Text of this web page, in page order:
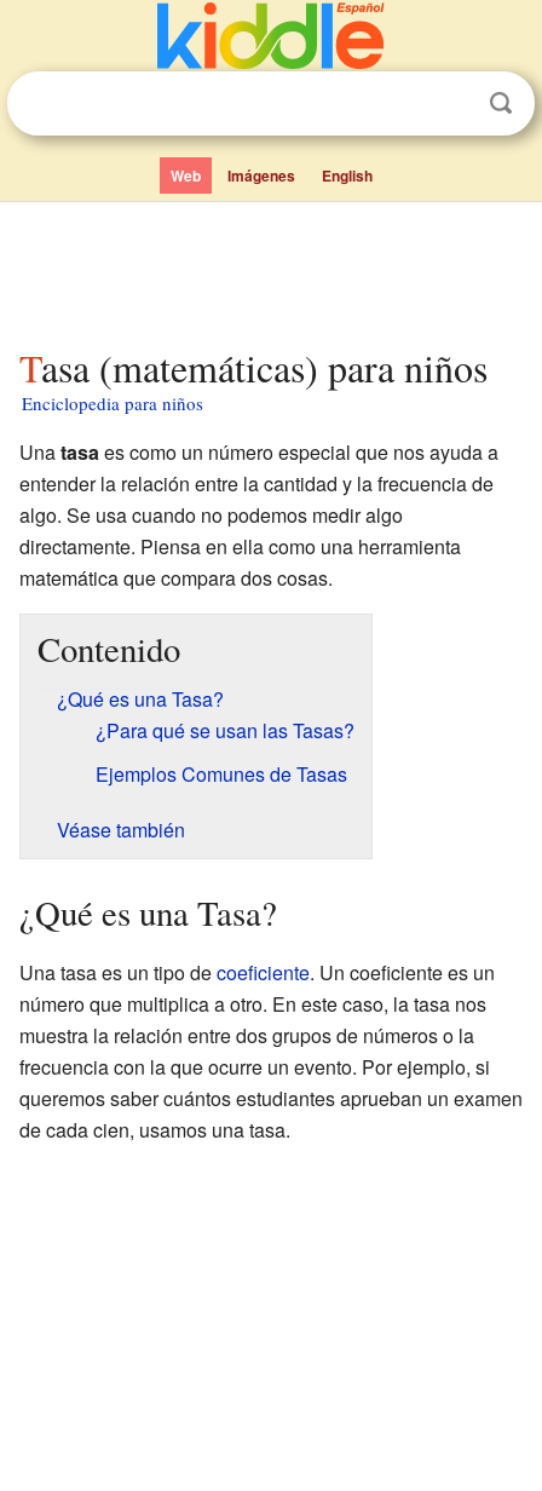
Web Imágenes English
Tasa (matemáticas) para niños
Enciclopedia para niños
Unatasaes como un número especial que nos ayuda a
entender la relación entre la cantidad y la frecuencia de
algo. Se usa cuando no podemos medir algo
directamente. Piensa en ella como una herramienta
matemática que compara dos cosas.
Contenido
¿Qué es una Tasa?
¿Para qué se usan las Tasas?
Ejemplos Comunes de Tasas
Véase también
¿Qué es una Tasa?
Una tasa es un tipo decoeficiente. Un coeficiente es un
número que multiplica a otro. En este caso, la tasa nos
muestra la relación entre dos grupos de números o la
frecuencia con la que ocurre un evento. Por ejemplo, si
queremos saber cuántos estudiantes aprueban un examen
de cada cien, usamos una tasa.